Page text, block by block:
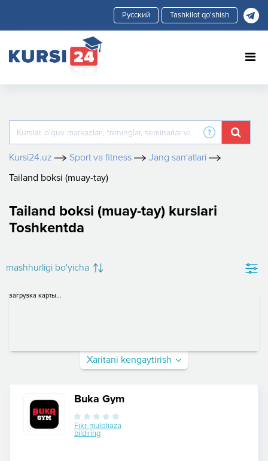
Tashkilot qo'shish
Kursi24.uz Sport va fitness
Jang san'atlari
Tailand boksi (muay-tay)
Tailand boksi (muay-tay) kurslari
Toshkentda
mashhurligi bo'yicha
загрузка карты...
Xaritani kengaytirish
Buka Gym
Fikr-mulohaza
bildiring